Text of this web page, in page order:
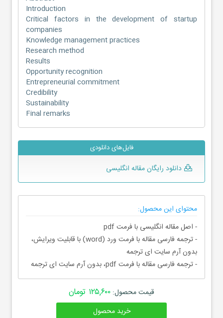
Introduction
Critical factors in the development of startup
companies
Knowledge management practices
Research method
Results
Opportunity recognition
Entrepreneurial commitment
Credibility
Sustainability
Final remarks
فایل‌های دانلودی
دانلود رایگان مقاله انگلیسی
محتوای این محصول:
- اصل مقاله انگلیسی با فرمت pdf
- ترجمه فارسی مقاله با فرمت ورد (word) با قابلیت ویرایش،
بدون آرم سایت ای ترجمه
- ترجمه فارسی مقاله با فرمت pdf، بدون آرم سایت ای ترجمه
قیمت محصول: ۱۲۵,۶۰۰ تومان
خرید محصول